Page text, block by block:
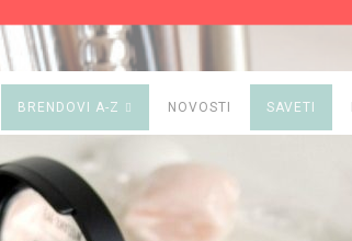
BRENDOVI A-Z NOVOSTI SAVETI